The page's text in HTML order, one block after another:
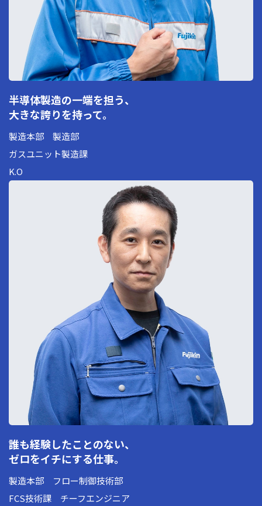
コーポレートサイト
新卒採用 障がい者採用
半導体製造の一端を担う、
大きな誇りを持って。
製造本部 製造部
ガスユニット製造課
K.O
誰も経験したことのない、
ゼロをイチにする仕事。
製造本部 フロー制御技術部
FCS技術課 チーフエンジニア